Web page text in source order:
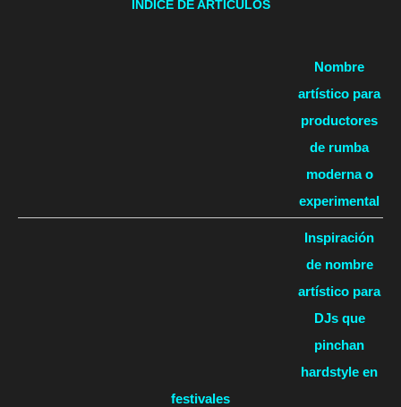
ÍNDICE DE ARTÍCULOS
Nombre
artístico para
productores
de rumba
moderna o
experimental
Inspiración
de nombre
artístico para
DJs que
pinchan
hardstyle en
festivales